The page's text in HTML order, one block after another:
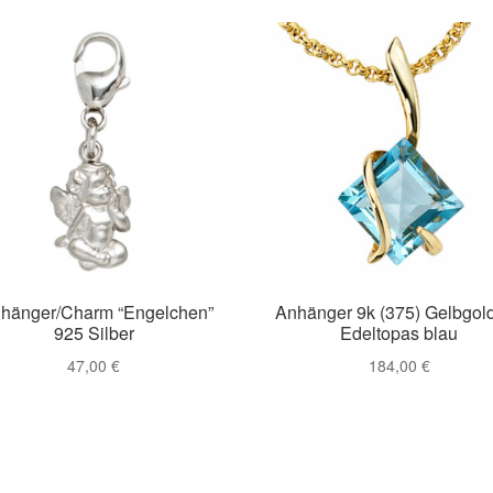
Charm “Engelchen”
925 Silber
47,00€
Anhänger 9k (375)
Edeltopas blau
184,00 €